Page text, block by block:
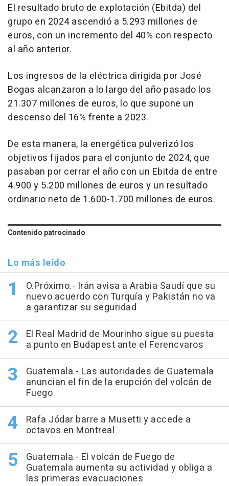
El resultado bruto de explotación (Ebitda) del
grupo en 2024 ascendió a 5.293 millones de
euros, con un incremento del 40% con respecto
al año anterior.
Los ingresos de la eléctrica dirigida por José
Bogas alcanzaron a lo largo del año pasado los
21.307 millones de euros, lo que supone un
descenso del 16% frente a 2023.
De esta manera, la energética pulverizó los
objetivos fijados para el conjunto de 2024, que
pasaban por cerrar el año con un Ebitda de entre
4.900 y 5.200 millones de euros y un resultado
ordinario neto de 1.600-1.700 millones de euros.
Contenido patrocinado
Lo más leído
O.Próximo.- Irán avisa a Arabia Saudí que su
nuevo acuerdo con Turquía y Pakistán no va
a garantizar su seguridad
El Real Madrid de Mourinho sigue su puesta
a punto en Budapest ante el Ferencvaros
Guatemala.- Las autoridades de Guatemala
anuncian el fin de la erupción del volcán de
Fuego
Rafa Jódar barre a Musetti y accede a
octavos en Montreal
Guatemala.- El volcán de Fuego de
Guatemala aumenta su actividad y obliga a
las primeras evacuaciones